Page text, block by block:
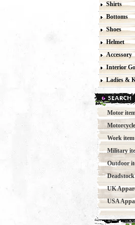
Shirts
Bottoms
Shoes
Helmet
Accessory
Interior
Ladies &
Motor
Work item
Military
Outdoor
Deadstock
UK
USA